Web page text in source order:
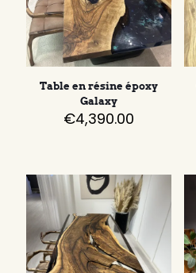
Table en résine époxy
Galaxy
€4,390.00